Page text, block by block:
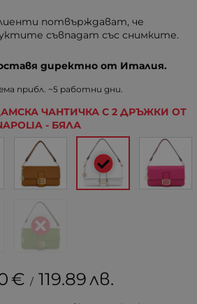
потвърждават, че
съвпадат със снимките.
директно от Италия.
прибл. ~5 работни дни.
ЧАНТИЧКА С 2 ДРЪЖКИ ОТ
- БЯЛА
€ / 119.89лв.